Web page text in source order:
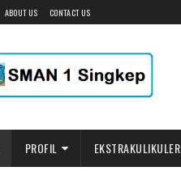
ABOUT US CONTACT US
PROFIL EKSTRAKULIKULER